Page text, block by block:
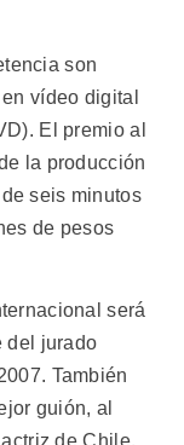
son
vídeo digital
El premio al
la producción
seis minutos
de pesos
será
del jurado
También
guión, al
de Chile.